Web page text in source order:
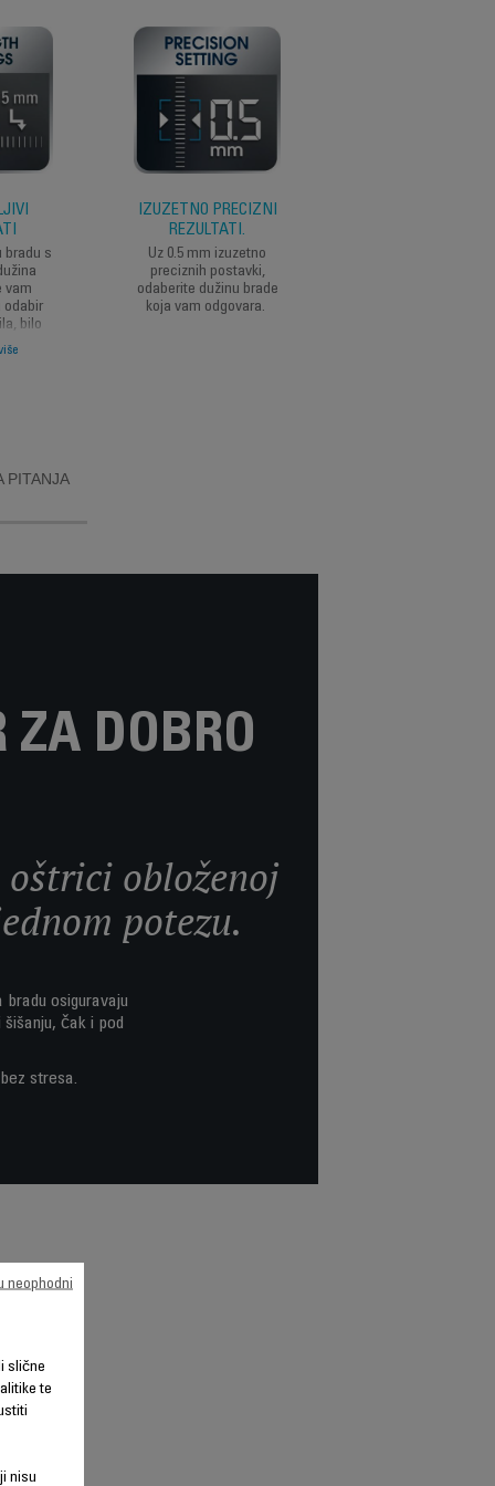
bradu s
vam
odabir
bilo
IZUZETNO PRECIZNI
REZULTATI.
Uz 0.5 mm izuzetno
preciznih postavki,
odaberite dužinu brade
koja vam odgovara.
PITANJA
ZA DOBRO
obloženoj
potezu.
bradu osiguravaju
čak i pod
stresa.
slične
te
nisu
neophodni